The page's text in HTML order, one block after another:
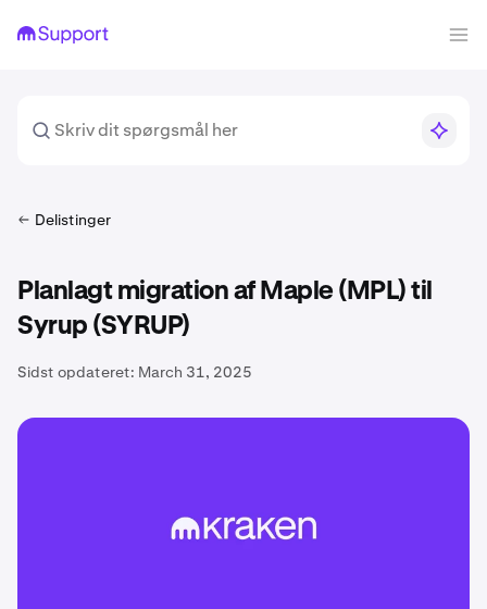
Delistinger
Planlagt migration af Maple (MPL) til
Syrup (SYRUP)
Sidst opdateret: March 31, 2025